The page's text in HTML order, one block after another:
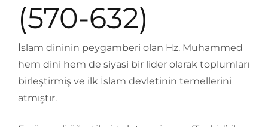
(570-632)
İslam dininin peygamberi olan Hz. Muhammed
hem dini hem de siyasi bir lider olarak toplumları
birleştirmiş ve ilk İslam devletinin temellerini
atmıştır.